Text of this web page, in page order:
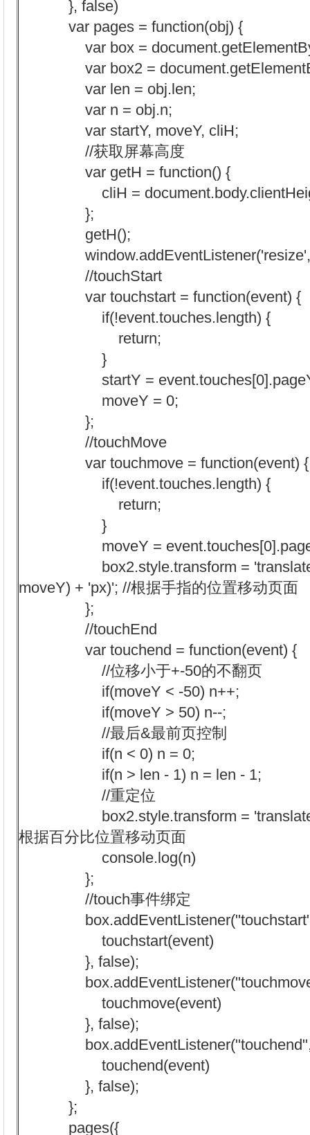
}, false)
var pages = function(obj) {
var box =
var box2 =
var len = obj.len;
var n = obj.n;
var startY, moveY, cliH;
//获取屏幕高度
var getH = function() {
cliH =
};
getH();
window.addEventListener('resize',
//touchStart
var touchstart = function(event) {
if(!event.touches.length) {
return;
}
startY =
moveY = 0;
};
//touchMove
var touchmove = function(event) {
if(!event.touches.length) {
return;
}
moveY =
box2.style.transform =
moveY) + 'px)'; //根据手指的位置移动页面
};
//touchEnd
var touchend = function(event) {
//位移小于+-50的不翻页
if(moveY < -50) n++;
if(moveY > 50) n--;
//最后&最前页控制
if(n < 0) n = 0;
if(n > len - 1) n = len - 1;
//重定位
box2.style.transform =
根据百分比位置移动页面
console.log(n)
};
//touch事件绑定
box.addEventListener("touchstart",
touchstart(event)
}, false);
touchmove(event)
}, false);
box.addEventListener("touchend",
touchend(event)
}, false);
};
pages({